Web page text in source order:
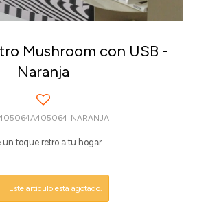
Mushroom con USB -
Naranja
un toque retro a tu hogar.
Este artículo está agotado.